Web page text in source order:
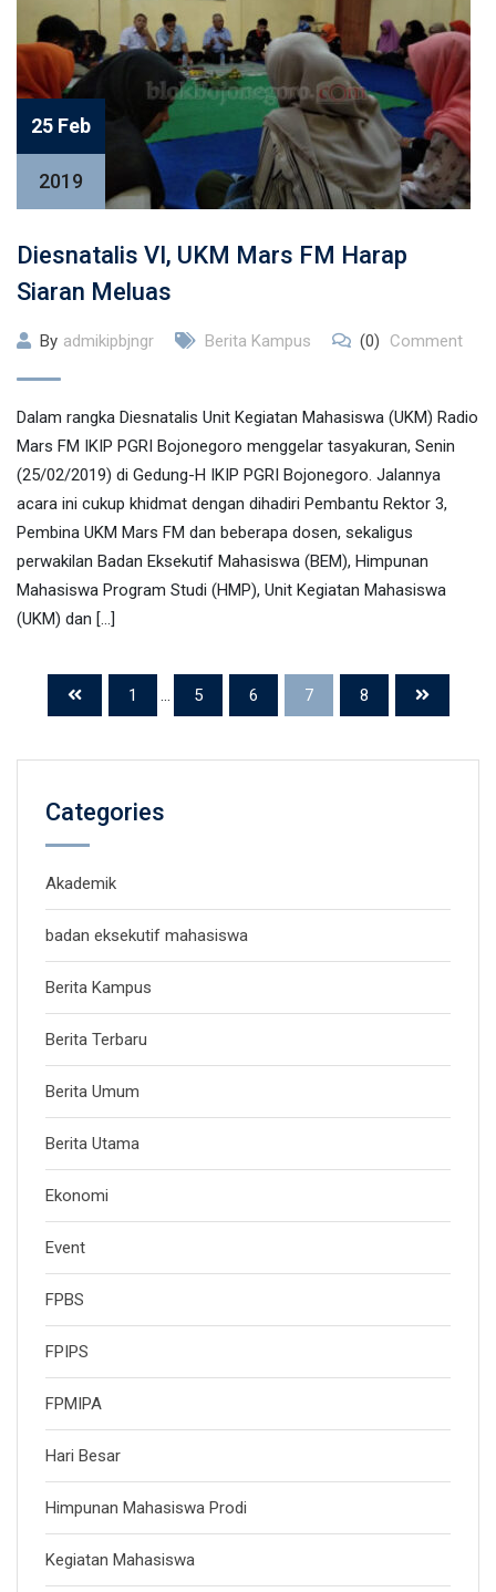
25 Feb
2019
Diesnatalis VI, UKM Mars FM Harap
Siaran Meluas
By admikipbjngr Berita Kampus (0) Comment
Dalam rangka Diesnatalis Unit Kegiatan Mahasiswa (UKM) Radio
Mars FM IKIP PGRI Bojonegoro menggelar tasyakuran, Senin
(25/02/2019) di Gedung-H IKIP PGRI Bojonegoro. Jalannya
acara ini cukup khidmat dengan dihadiri Pembantu Rektor 3,
Pembina UKM Mars FM dan beberapa dosen, sekaligus
perwakilan Badan Eksekutif Mahasiswa (BEM), Himpunan
Mahasiswa Program Studi (HMP), Unit Kegiatan Mahasiswa
(UKM) dan […]
1 ... 5 6 7 8
Categories
Akademik
badan eksekutif mahasiswa
Berita Kampus
Berita Terbaru
Berita Umum
Berita Utama
Ekonomi
Event
FPBS
FPIPS
FPMIPA
Hari Besar
Himpunan Mahasiswa Prodi
Kegiatan Mahasiswa